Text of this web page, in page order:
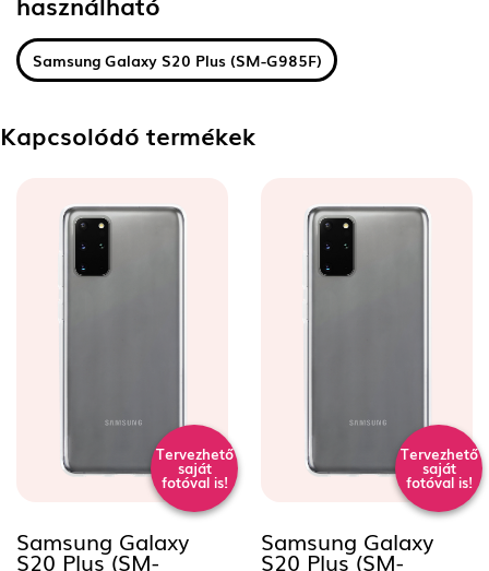
Samsung Galaxy S20 Plus (SM-G985F)
Kapcsolódó termékek
Tervezhető
saját
fotóval is!
Samsung Galaxy
S20 Plus (SM-
Tervezhető
saját
fotóval is!
Samsung Galaxy
S20 Plus (SM-